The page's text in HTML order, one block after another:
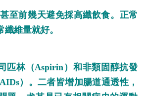
至前幾天避免採高纖飲食。正常
纖維量就好。
匹林（Aspirin）和非類固醇抗發
）。二者皆增加腸道通透性，